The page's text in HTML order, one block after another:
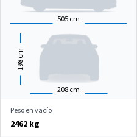
505 cm
208 cm
198
cm
Peso en vacío
2462 kg